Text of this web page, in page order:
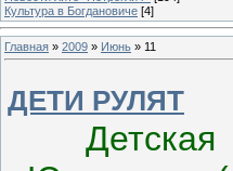
Культура в Богдановиче [4]
Главная » 2009 » Июнь » 11
ДЕТИ РУЛЯТ
Детская